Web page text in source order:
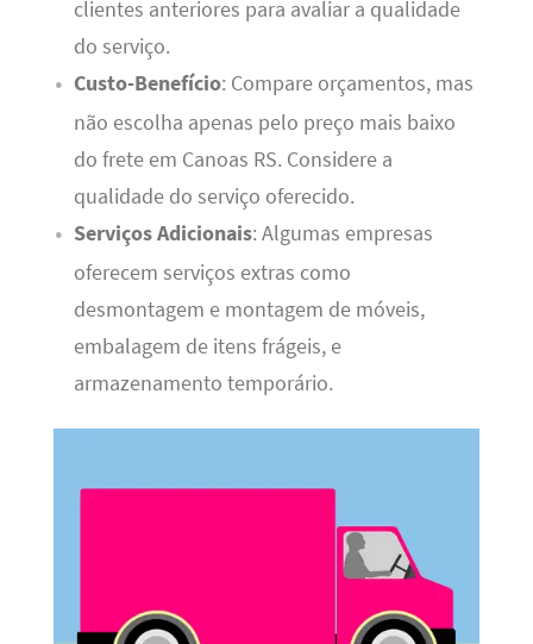
clientes anteriores para avaliar a qualidade
do serviço.
Custo-Benefício: Compare orçamentos, mas
não escolha apenas pelo preço mais baixo
do frete em Canoas RS. Considere a
qualidade do serviço oferecido.
Serviços Adicionais: Algumas empresas
oferecem serviços extras como
desmontagem e montagem de móveis,
embalagem de itens frágeis, e
armazenamento temporário.